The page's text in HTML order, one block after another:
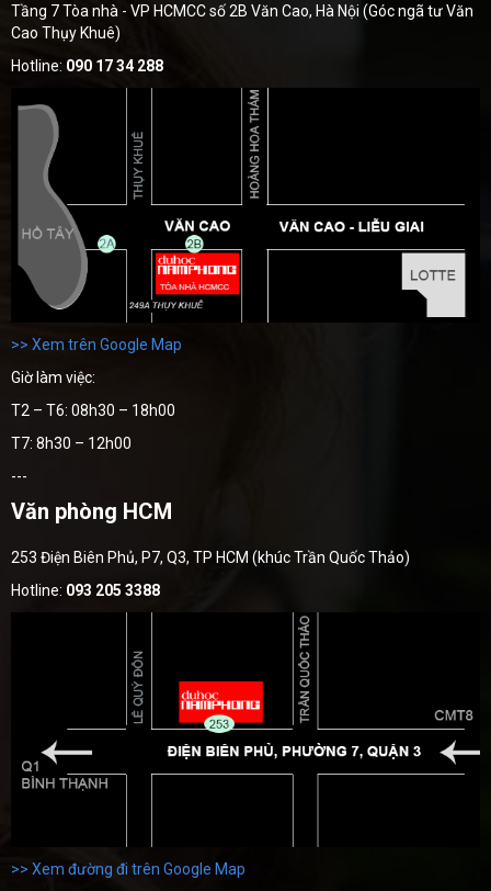
Tầng 7 Tòa nhà - VP HCMCC số 2B Văn Cao, Hà Nội (Góc ngã tư Văn
Cao Thụy Khuê)
Hotline: 090 17 34 288
>> Xem trên Google Map
Giờ làm việc:
T2 – T6: 08h30 – 18h00
T7: 8h30 – 12h00
---
Văn phòng HCM
253 Điện Biên Phủ, P7, Q3, TP HCM (khúc Trần Quốc Thảo)
Hotline: 093 205 3388
>> Xem đường đi trên Google Map